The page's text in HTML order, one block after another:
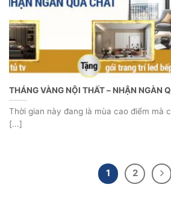
THÁNG VÀNG NỘI THẤT – NHẬN NGÀN
Thời gian này đang là mùa cao điểm mà
[...]
1 2